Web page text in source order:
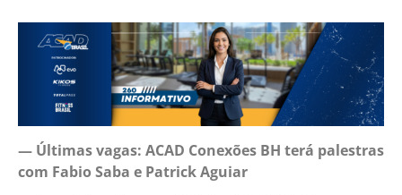
— Últimas vagas: ACAD Conexões BH terá palestras
com Fabio Saba e Patrick Aguiar